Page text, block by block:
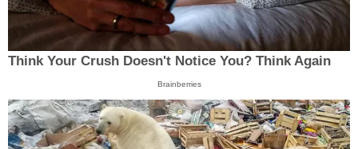
Think Your Crush Doesn't Notice You? Think Again
Brainberries